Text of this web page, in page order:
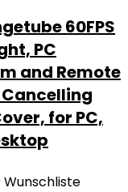
60FPS
PC
and Remote
for PC,
Wunschliste